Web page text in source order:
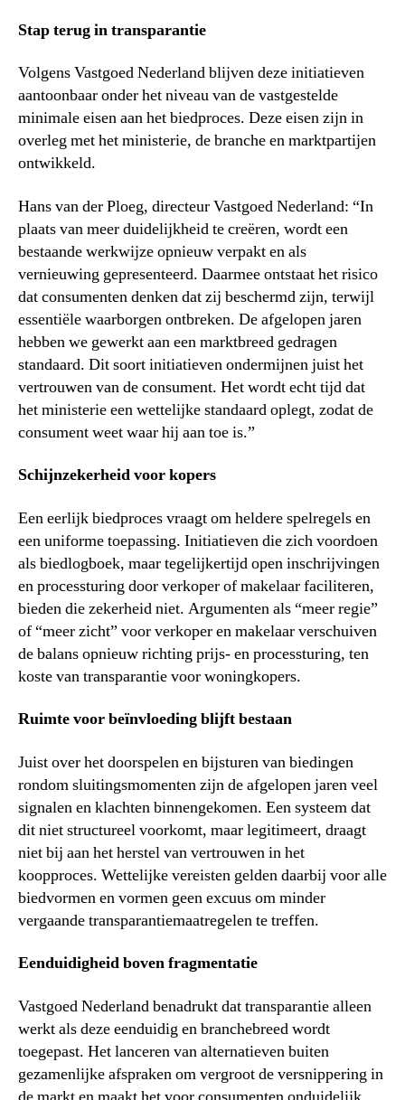
Stap terug in transparantie
Volgens Vastgoed Nederland blijven deze initiatieven
aantoonbaar onder het niveau van de vastgestelde
minimale eisen aan het biedproces. Deze eisen zijn in
overleg met het ministerie, de branche en marktpartijen
ontwikkeld.
Hans van der Ploeg, directeur Vastgoed Nederland: “In
plaats van meer duidelijkheid te creëren, wordt een
bestaande werkwijze opnieuw verpakt en als
vernieuwing gepresenteerd. Daarmee ontstaat het risico
dat consumenten denken dat zij beschermd zijn, terwijl
essentiële waarborgen ontbreken. De afgelopen jaren
hebben we gewerkt aan een marktbreed gedragen
standaard. Dit soort initiatieven ondermijnen juist het
vertrouwen van de consument. Het wordt echt tijd dat
het ministerie een wettelijke standaard oplegt, zodat de
consument weet waar hij aan toe is.”
Schijnzekerheid voor kopers
Een eerlijk biedproces vraagt om heldere spelregels en
een uniforme toepassing. Initiatieven die zich voordoen
als biedlogboek, maar tegelijkertijd open inschrijvingen
en processturing door verkoper of makelaar faciliteren,
bieden die zekerheid niet. Argumenten als “meer regie”
of “meer zicht” voor verkoper en makelaar verschuiven
de balans opnieuw richting prijs- en processturing, ten
koste van transparantie voor woningkopers.
Ruimte voor beïnvloeding blijft bestaan
Juist over het doorspelen en bijsturen van biedingen
rondom sluitingsmomenten zijn de afgelopen jaren veel
signalen en klachten binnengekomen. Een systeem dat
dit niet structureel voorkomt, maar legitimeert, draagt
niet bij aan het herstel van vertrouwen in het
koopproces. Wettelijke vereisten gelden daarbij voor alle
biedvormen en vormen geen excuus om minder
vergaande transparantiemaatregelen te treffen.
Eenduidigheid boven fragmentatie
Vastgoed Nederland benadrukt dat transparantie alleen
werkt als deze eenduidig en branchebreed wordt
toegepast. Het lanceren van alternatieven buiten
gezamenlijke afspraken om vergroot de versnippering in